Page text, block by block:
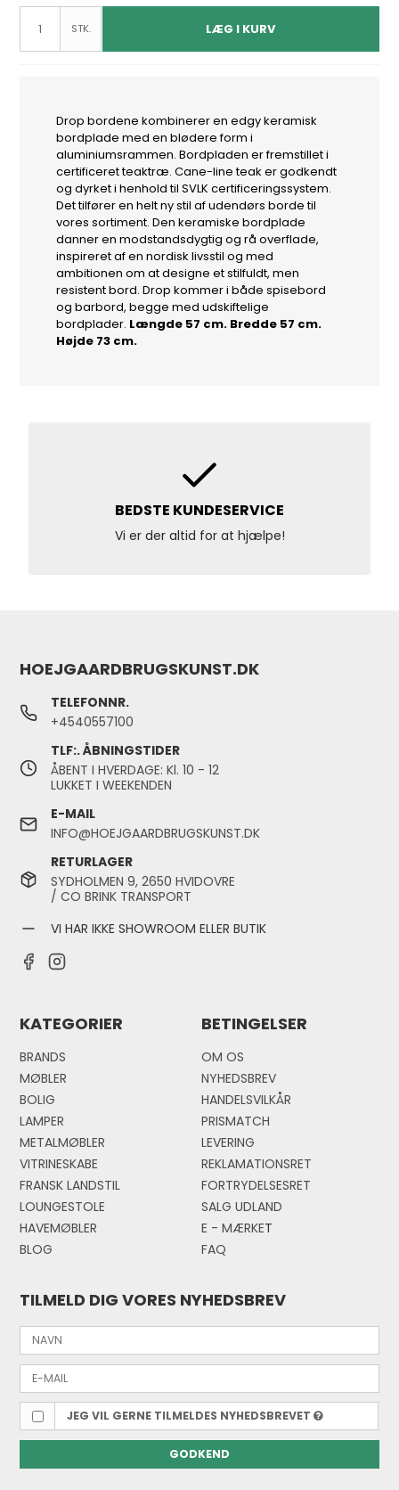
STK. LÆG I KURV
Drop bordene kombinerer en edgy keramisk
bordplade med en blødere form i
aluminiumsrammen. Bordpladen er fremstillet i
certificeret teaktræ. Cane-line teak er godkendt
og dyrket i henhold til SVLK certificeringssystem.
Det tilfører en helt ny stil af udendørs borde til
vores sortiment. Den keramiske bordplade
danner en modstandsdygtig og rå overflade,
inspireret af en nordisk livsstil og med
ambitionen om at designe et stilfuldt, men
resistent bord. Drop kommer i både spisebord
og barbord, begge med udskiftelige
bordplader. Længde 57 cm. Bredde 57 cm.
Højde 73 cm.
BEDSTE KUNDESERVICE
Vi er der altid for at hjælpe!
HOEJGAARDBRUGSKUNST.DK
TELEFONNR.
+4540557100
TLF:. ÅBNINGSTIDER
ÅBENT I HVERDAGE: Kl. 10 - 12
LUKKET I WEEKENDEN
E-MAIL
INFO@HOEJGAARDBRUGSKUNST.DK
RETURLAGER
SYDHOLMEN 9, 2650 HVIDOVRE
/ CO BRINK TRANSPORT
VI HAR IKKE SHOWROOM ELLER BUTIK
KATEGORIER
BRANDS
MØBLER
BOLIG
LAMPER
METALMØBLER
VITRINESKABE
FRANSK LANDSTIL
LOUNGESTOLE
HAVEMØBLER
BLOG
BETINGELSER
OM OS
NYHEDSBREV
HANDELSVILKÅR
PRISMATCH
LEVERING
REKLAMATIONSRET
FORTRYDELSESRET
SALG UDLAND
E - MÆRKET
FAQ
TILMELD DIG VORES NYHEDSBREV
JEG VIL GERNE TILMELDES NYHEDSBREVET
GODKEND